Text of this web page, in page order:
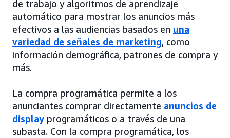
de trabajo y algoritmos de aprendizaje
automático para mostrar los anuncios más
efectivos a las audiencias basados en una
variedad de señales de marketing, como
información demográfica, patrones de compra y
más.
La compra programática permite a los
anunciantes comprar directamente anuncios de
display programáticos o a través de una
subasta. Con la compra programática, los